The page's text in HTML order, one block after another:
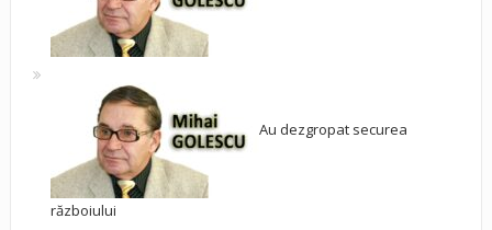
Au dezgropat securea
războiului